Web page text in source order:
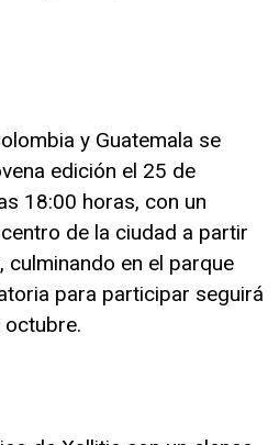
y Guatemala se
edición el 25 de
18:00 horas, con un
de la ciudad a partir
culminando en el parque
para participar seguirá
octubre.